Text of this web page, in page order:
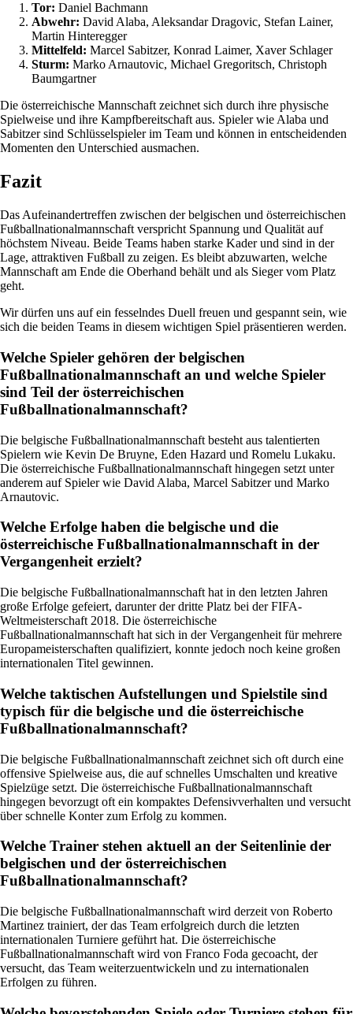
Tor: Daniel Bachmann
Abwehr: David Alaba, Aleksandar Dragovic, Stefan Lainer,
Martin Hinteregger
Mittelfeld: Marcel Sabitzer, Konrad Laimer, Xaver Schlager
Sturm: Marko Arnautovic, Michael Gregoritsch, Christoph
Baumgartner
Die österreichische Mannschaft zeichnet sich durch ihre physische
Spielweise und ihre Kampfbereitschaft aus. Spieler wie Alaba und
Sabitzer sind Schlüsselspieler im Team und können in entscheidenden
Momenten den Unterschied ausmachen.
Fazit
Das Aufeinandertreffen zwischen der belgischen und österreichischen
Fußballnationalmannschaft verspricht Spannung und Qualität auf
höchstem Niveau. Beide Teams haben starke Kader und sind in der
Lage, attraktiven Fußball zu zeigen. Es bleibt abzuwarten, welche
Mannschaft am Ende die Oberhand behält und als Sieger vom Platz
geht.
Wir dürfen uns auf ein fesselndes Duell freuen und gespannt sein, wie
sich die beiden Teams in diesem wichtigen Spiel präsentieren werden.
Welche Spieler gehören der belgischen
Fußballnationalmannschaft an und welche Spieler
sind Teil der österreichischen
Fußballnationalmannschaft?
Die belgische Fußballnationalmannschaft besteht aus talentierten
Spielern wie Kevin De Bruyne, Eden Hazard und Romelu Lukaku.
Die österreichische Fußballnationalmannschaft hingegen setzt unter
anderem auf Spieler wie David Alaba, Marcel Sabitzer und Marko
Arnautovic.
Welche Erfolge haben die belgische und die
österreichische Fußballnationalmannschaft in der
Vergangenheit erzielt?
Die belgische Fußballnationalmannschaft hat in den letzten Jahren
große Erfolge gefeiert, darunter der dritte Platz bei der FIFA-
Weltmeisterschaft 2018. Die österreichische
Fußballnationalmannschaft hat sich in der Vergangenheit für mehrere
Europameisterschaften qualifiziert, konnte jedoch noch keine großen
internationalen Titel gewinnen.
Welche taktischen Aufstellungen und Spielstile sind
typisch für die belgische und die österreichische
Fußballnationalmannschaft?
Die belgische Fußballnationalmannschaft zeichnet sich oft durch eine
offensive Spielweise aus, die auf schnelles Umschalten und kreative
Spielzüge setzt. Die österreichische Fußballnationalmannschaft
hingegen bevorzugt oft ein kompaktes Defensivverhalten und versucht
über schnelle Konter zum Erfolg zu kommen.
Welche Trainer stehen aktuell an der Seitenlinie der
belgischen und der österreichischen
Fußballnationalmannschaft?
Die belgische Fußballnationalmannschaft wird derzeit von Roberto
Martinez trainiert, der das Team erfolgreich durch die letzten
internationalen Turniere geführt hat. Die österreichische
Fußballnationalmannschaft wird von Franco Foda gecoacht, der
versucht, das Team weiterzuentwickeln und zu internationalen
Erfolgen zu führen.